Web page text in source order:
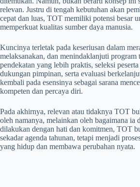
relevan. Justru di tengah kebutuhan akan
cepat dan luas, TOT memiliki potensi besar
memperkuat kualitas sumber daya manusia.
Kuncinya terletak pada keseriusan dalam
melaksanakan, dan menindaklanjuti program
pendekatan yang lebih praktis, seleksi
dukungan pimpinan, serta evaluasi
kembali pada esensinya sebagai sarana
kompeten dan percaya diri.
Pada akhirnya, relevan atau tidaknya TOT
oleh namanya, melainkan oleh bagaimana ia
dilakukan dengan hati dan komitmen, TOT
sekadar agenda tahunan, tetapi menjadi
yang hidup dan membawa perubahan nyata.